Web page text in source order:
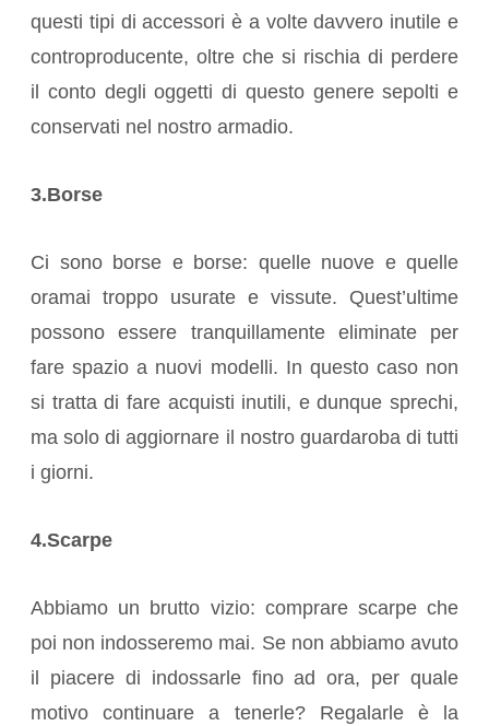
questi tipi di accessori è a volte davvero inutile e
controproducente, oltre che si rischia di perdere
il conto degli oggetti di questo genere sepolti e
conservati nel nostro armadio.
3.Borse
Ci sono borse e borse: quelle nuove e quelle
oramai troppo usurate e vissute. Quest’ultime
possono essere tranquillamente eliminate per
fare spazio a nuovi modelli. In questo caso non
si tratta di fare acquisti inutili, e dunque sprechi,
ma solo di aggiornare il nostro guardaroba di tutti
i giorni.
4.Scarpe
Abbiamo un brutto vizio: comprare scarpe che
poi non indosseremo mai. Se non abbiamo avuto
il piacere di indossarle fino ad ora, per quale
motivo continuare a tenerle? Regalarle è la